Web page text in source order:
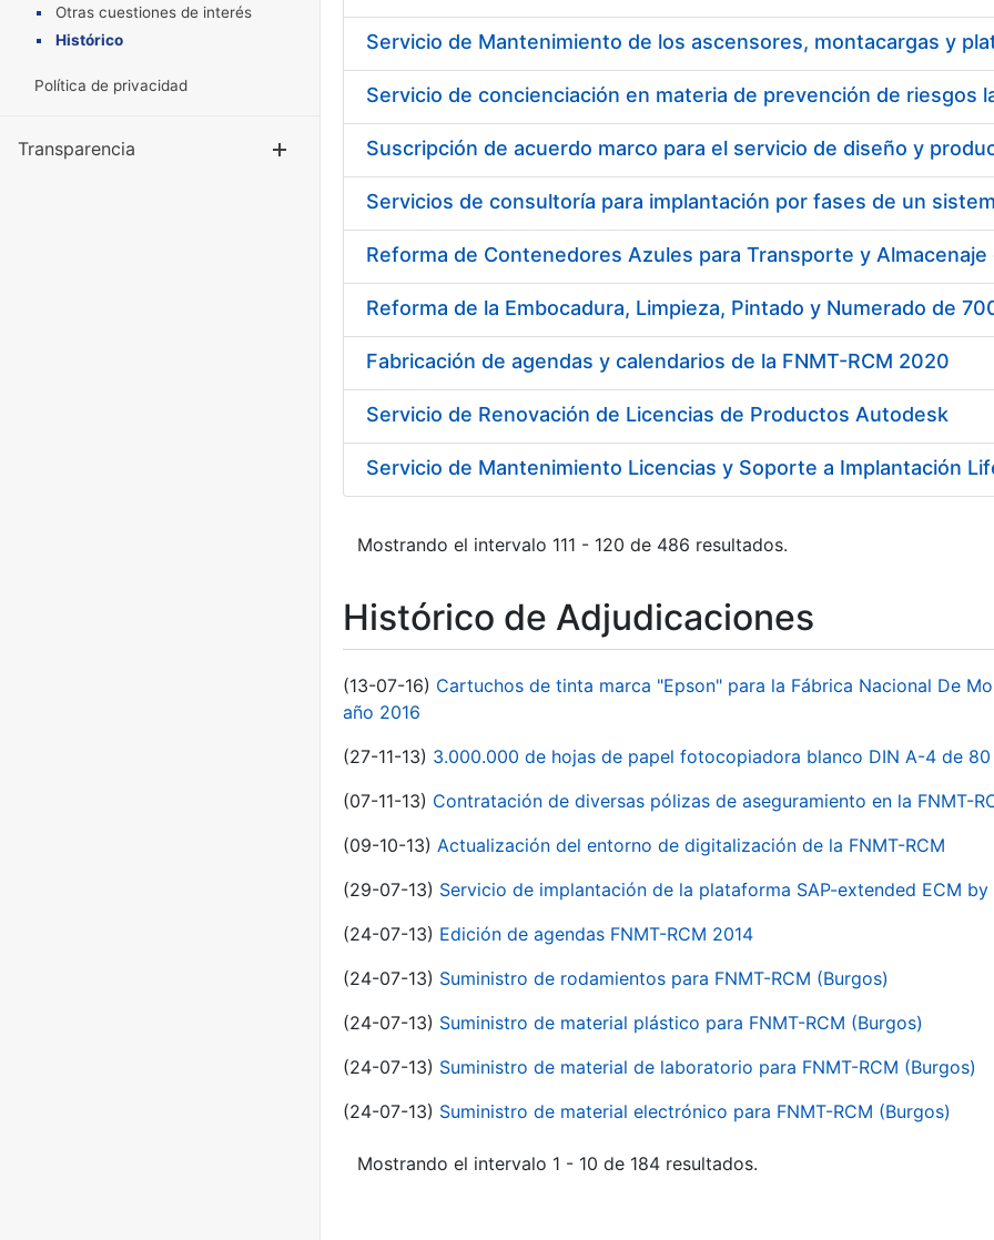
Otras cuestiones de interés
Histórico
Política de privacidad
Transparencia Mostrar/Ocultar
Servicio de concienciación en materia de prevención de riesgos
Reforma de Contenedores Azules para Transporte y
Reforma de la Embocadura, Limpieza, Pintado y Numerado de
Fabricación de agendas y calendarios de la FNMT-RCM 2020
Servicio de Renovación de Licencias de Productos Autodesk
Servicio de Mantenimiento Licencias y Soporte a Implantación
Mostrando el intervalo 111 - 120 de 486 resultados.
Histórico de Adjudicaciones
(13-07-16) Cartuchos de tinta marca "Epson" para la Fábrica Nacional De
año 2016
(27-11-13) 3.000.000 de hojas de papel fotocopiadora blanco DIN A-4 de 80
(07-11-13) Contratación de diversas pólizas de aseguramiento en la FNMT-
(09-10-13) Actualización del entorno de digitalización de la FNMT-RCM
(29-07-13) Servicio de implantación de la plataforma SAP-extended ECM by
(24-07-13) Edición de agendas FNMT-RCM 2014
(24-07-13) Suministro de rodamientos para FNMT-RCM (Burgos)
(24-07-13) Suministro de material plástico para FNMT-RCM (Burgos)
(24-07-13) Suministro de material de laboratorio para FNMT-RCM (Burgos)
(24-07-13) Suministro de material electrónico para FNMT-RCM (Burgos)
Mostrando el intervalo 1 - 10 de 184 resultados.